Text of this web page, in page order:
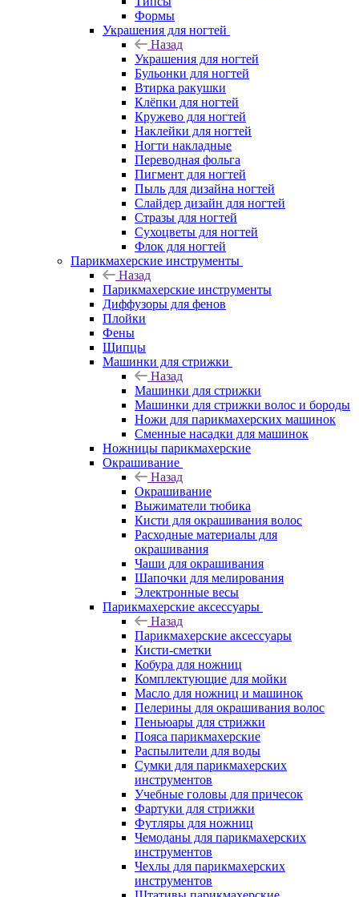
Формы
Украшения для ногтей
Назад
Украшения для ногтей
Бульонки для ногтей
Втирка ракушки
Клёпки для ногтей
Кружево для ногтей
Наклейки для ногтей
Ногти накладные
Переводная фольга
Пигмент для ногтей
Пыль для дизайна ногтей
Слайдер дизайн для ногтей
Стразы для ногтей
Сухоцветы для ногтей
Флок для ногтей
Парикмахерские инструменты
Назад
Парикмахерские инструменты
Диффузоры для фенов
Плойки
Фены
Щипцы
Машинки для стрижки
Назад
Машинки для стрижки
Машинки для стрижки волос и бороды
Ножи для парикмахерских машинок
Сменные насадки для машинок
Ножницы парикмахерские
Окрашивание
Назад
Окрашивание
Выжиматели тюбика
Кисти для окрашивания волос
Расходные материалы для
окрашивания
Чаши для окрашивания
Шапочки для мелирования
Электронные весы
Парикмахерские аксессуары
Назад
Парикмахерские аксессуары
Кисти-сметки
Кобура для ножниц
Комплектующие для мойки
Масло для ножниц и машинок
Пелерины для окрашивания волос
Пеньюары для стрижки
Пояса парикмахерские
Распылители для воды
Сумки для парикмахерских
инструментов
Учебные головы для причесок
Фартуки для стрижки
Футляры для ножниц
Чемоданы для парикмахерских
инструментов
Чехлы для парикмахерских
инструментов